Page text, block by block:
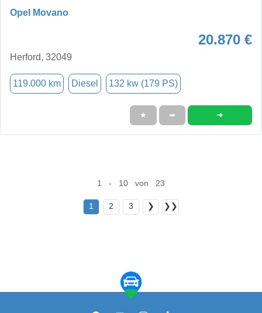
Opel Movano
20.870 €
Herford, 32049
119.000 km Diesel 132 kw (179 PS)
★ ➦ ➜
1 - 10 von 23
1 2 3 ❯ ❯❯